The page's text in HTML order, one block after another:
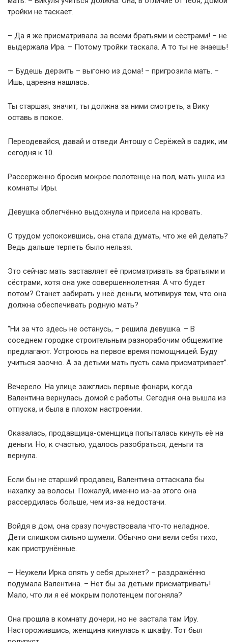
тройки не таскает.
– Да я же присматривала за всеми братьями и сёстрами! – не
выдержала Ира. – Потому тройки таскала. А то ты не знаешь!
— Будешь дерзить – выгоню из дома! – пригрозила мать. –
Ишь, царевна нашлась.
Ты старшая, значит, ты должна за ними смотреть, а Вику
оставь в покое.
Переодевайся, давай и отведи Антошу с Серёжей в садик, им
сегодня к 10.
Рассерженно бросив мокрое полотенце на пол, мать ушла из
комнаты Иры.
Девушка облегчённо выдохнула и присела на кровать.
С трудом успокоившись, она стала думать, что же ей делать?
Ведь дальше терпеть было нельзя.
Это сейчас мать заставляет её присматривать за братьями и
сёстрами, хотя она уже совершеннолетняя. А что будет
потом? Станет забирать у неё деньги, мотивируя тем, что она
должна обеспечивать родную мать?
“Ни за что здесь не останусь, – решила девушка. – В
соседнем городке строительным разнорабочим общежитие
предлагают. Устроюсь на первое время помощницей. Буду
учиться заочно. А за детьми мать пусть сама присматривает”.
Вечерело. На улице зажглись первые фонари, когда
Валентина вернулась домой с работы. Сегодня она вышла из
отпуска, и была в плохом настроении.
Оказалась, продавщица-сменщица попыталась кинуть её на
деньги. Но, к счастью, удалось разобраться, деньги та
вернула.
Если бы не старший продавец, Валентина оттаскала бы
нахалку за волосы. Пожалуй, именно из-за этого она
рассердилась больше, чем из-за недостачи.
Войдя в дом, она сразу почувствовала что-то неладное.
Дети слишком сильно шумели. Обычно они вели себя тихо,
как приструнённые.
— Неужели Ирка опять у себя дрыхнет? – раздражённо
подумала Валентина. – Нет бы за детьми присматривать!
Мало, что ли я её мокрым полотенцем погоняла?
Она прошла в комнату дочери, но не застала там Иру.
Насторожившись, женщина кинулась к шкафу. Тот был